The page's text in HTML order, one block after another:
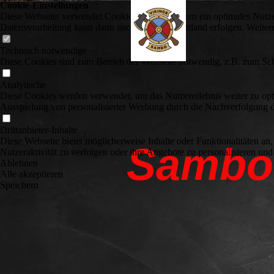
Cookie-Einstellungen
Diese Webseite verwendet Cookies, um Besuchern ein optimales
Datenverarbeitung kann dann auch in einem Drittland erfolgen.
Diese Cookies sind zum Betrieb der Webseite notwendig, z.B. zum
Diese Cookies werden verwendet, um das Nutzererlebnis weiter zu
Ausspielung von personalisierter Werbung durch die Nachverfolgung
Drittanbieter-Inhalte
Diese Webseite bietet möglicherweise Inhalte oder Funktionalitäten
Nutzeraktivität zu verfolgen oder ihre Angebote zu personalisieren
Ablehnen
Alle akzeptieren
Speichern